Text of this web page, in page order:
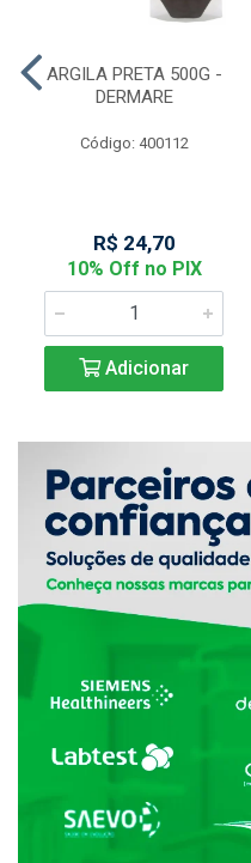
ARGILA PRETA 500G -
DERMARE
Código: 400112
R$ 24,70
10% Off no PIX
Adicionar